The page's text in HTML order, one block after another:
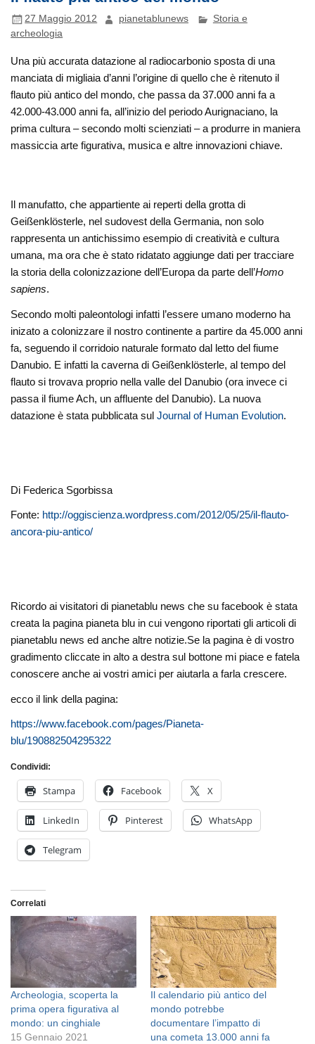
27 Maggio 2012 pianetablunews
Storia e
archeologia
Una più accurata datazione al radiocarbonio sposta di una
manciata di migliaia d’anni l’origine di quello che è ritenuto il
flauto più antico del mondo, che passa da 37.000 anni fa a
42.000-43.000 anni fa, all’inizio del periodo Aurignaciano, la
prima cultura – secondo molti scienziati – a produrre in maniera
massiccia arte figurativa, musica e altre innovazioni chiave.
Il manufatto, che appartiente ai reperti della grotta di
Geißenklösterle, nel sudovest della Germania, non solo
rappresenta un antichissimo esempio di creatività e cultura
umana, ma ora che è stato ridatato aggiunge dati per tracciare
la storia della colonizzazione dell’Europa da parte dell’Homo
sapiens.
Secondo molti paleontologi infatti l’essere umano moderno ha
inizato a colonizzare il nostro continente a partire da 45.000 anni
fa, seguendo il corridoio naturale formato dal letto del fiume
Danubio. E infatti la caverna di Geißenklösterle, al tempo del
flauto si trovava proprio nella valle del Danubio (ora invece ci
passa il fiume Ach, un affluente del Danubio). La nuova
datazione è stata pubblicata sulJournal of Human Evolution.
Di Federica Sgorbissa
Fonte: http://oggiscienza.wordpress.com/2012/05/25/il-flauto-
ancora-piu-antico/
Ricordo ai visitatori di pianetablu news che su facebook è stata
creata la pagina pianeta blu in cui vengono riportati gli articoli di
pianetablu news ed anche altre notizie.Se la pagina è di vostro
gradimento cliccate in alto a destra sul bottone mi piace e fatela
conoscere anche ai vostri amici per aiutarla a farla crescere.
ecco il link della pagina:
https://www.facebook.com/pages/Pianeta-
blu/190882504295322
Condividi:
Stampa Facebook X
LinkedIn Pinterest WhatsApp
Telegram
Correlati
Archeologia, scoperta la
prima opera figurativa al
mondo: un cinghiale
15 Gennaio 2021
Il calendario più antico del
mondo potrebbe
documentare l’impatto di
una cometa 13.000 anni fa